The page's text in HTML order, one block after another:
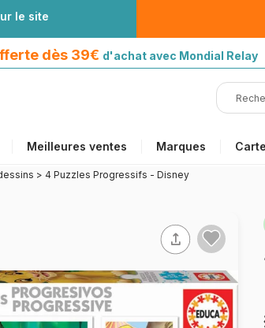
le site
dès 39€ d'achat avec Mondial
Meilleures ventes Marques
> 4 Puzzles Progressifs - Disney